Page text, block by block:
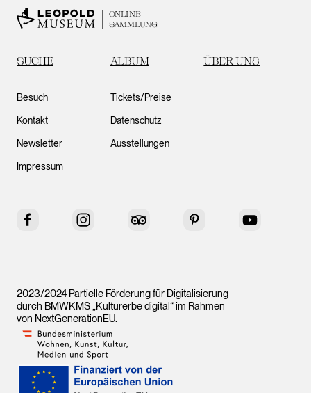
ONLINE
SAMMLUNG
SUCHE ALBUM ÜBER UNS
Besuch
Kontakt
Newsletter
Impressum
Tickets/Preise
Datenschutz
Ausstellungen
Facebook Instagram Tripadvisor Pinterest YouTube
2023/2024 Partielle Förderung für Digitalisierung
durch BMWKMS „Kulturerbe digital“ im Rahmen
von NextGenerationEU.